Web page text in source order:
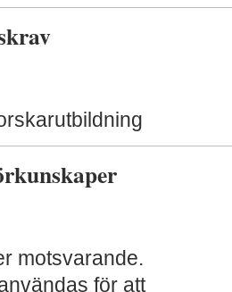
motsvarande.
för att